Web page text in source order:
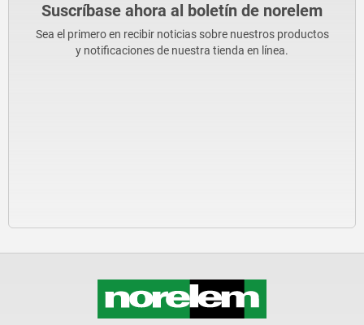
Suscríbase ahora al boletín de norelem
Sea el primero en recibir noticias sobre nuestros productos
y notificaciones de nuestra tienda en línea.